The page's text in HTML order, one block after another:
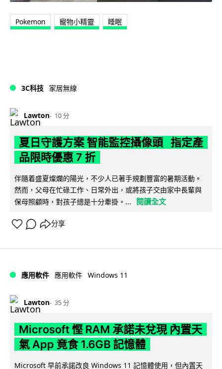
Pokemon 寵物小精靈 睡眠
3C科技 家居無線
Lawton 10 分
夏日守護方案 智能監控攝像頭 指定產
品限時優惠 7 折
伴隨着盛夏燦爛的陽光，不少人已著手規劃豐富的暑期活動。
然而，父母在忙碌工作、日常外出，或將孩子交由家中長輩與
保母照顧時，對孩子總是十分牽掛。...
閱讀全文
分享
應用軟件 應用軟件 Windows 11
Lawton 35 分
Microsoft 慳 RAM 承諾未兌現 內置天
氣 App 竟食 1.6GB 記憶體
Microsoft 早前承諾改良 Windows 11 記憶體使用，但內置天